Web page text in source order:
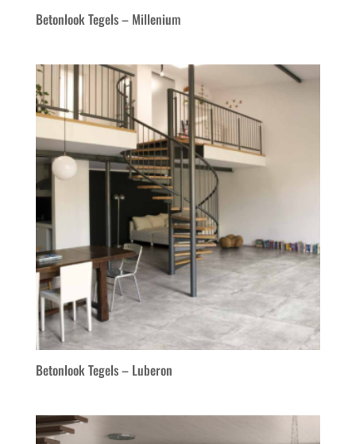
Betonlook Tegels – Millenium
Betonlook Tegels – Luberon